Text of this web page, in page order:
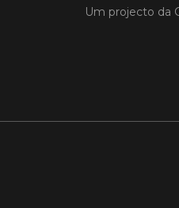
de
Um projecto da